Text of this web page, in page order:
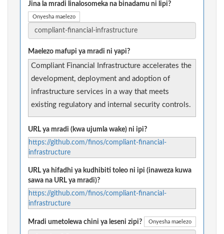
Jina la mradi linalosomeka na binadamu ni lipi?
Onyesha maelezo
Maelezo mafupi ya mradi ni yapi?
Compliant Financial Infrastructure accelerates the
development, deployment and adoption of
infrastructure services in a way that meets
existing regulatory and internal security controls.
URL ya mradi (kwa ujumla wake) ni ipi?
https://github.com/finos/compliant-financial-
infrastructure
URL ya hifadhi ya kudhibiti toleo ni ipi (inaweza kuwa
sawa na URL ya mradi)?
https://github.com/finos/compliant-financial-
infrastructure
Mradi umetolewa chini ya leseni zipi? Onyesha maelezo